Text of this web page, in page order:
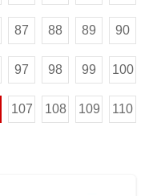
87 88 89 90
97 98 99 100
107 108 109 110